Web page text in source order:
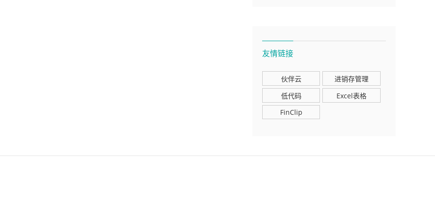
友情链接
伙伴云
进销存管理
低代码
Excel表格
FinClip